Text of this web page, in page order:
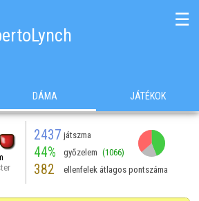
☰
DÁMA JÁTÉKOK
2437 játszma
44% győzelem (1066)
382 ellenfelek átlagos pontszáma